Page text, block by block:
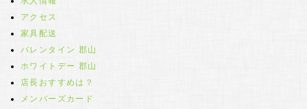
アクセス
家具配送
バレンタイン 郡山
ホワイトデー 郡山
店長おすすめは？
メンバーズカード